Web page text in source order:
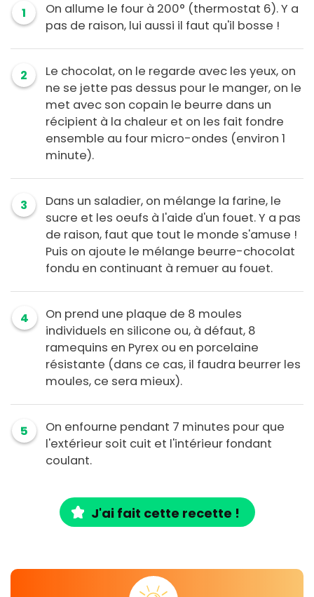
1
On allume le four à 200° (thermostat 6). Y a
pas de raison, lui aussi il faut qu'il bosse !
2
Le chocolat, on le regarde avec les yeux, on
ne se jette pas dessus pour le manger, on le
met avec son copain le beurre dans un
récipient à la chaleur et on les fait fondre
ensemble au four micro-ondes (environ 1
minute).
3
Dans un saladier, on mélange la farine, le
sucre et les oeufs à l'aide d'un fouet. Y a pas
de raison, faut que tout le monde s'amuse !
Puis on ajoute le mélange beurre-chocolat
fondu en continuant à remuer au fouet.
4
On prend une plaque de 8 moules
individuels en silicone ou, à défaut, 8
ramequins en Pyrex ou en porcelaine
résistante (dans ce cas, il faudra beurrer les
moules, ce sera mieux).
5
On enfourne pendant 7 minutes pour que
l'extérieur soit cuit et l'intérieur fondant
coulant.
J'ai fait cette recette !